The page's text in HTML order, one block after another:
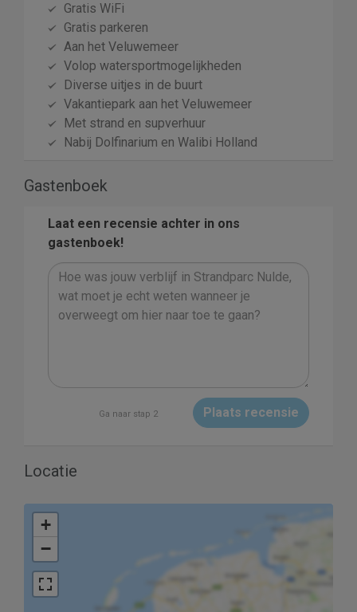
Gratis WiFi
Gratis parkeren
Aan het Veluwemeer
Volop watersportmogelijkheden
Diverse uitjes in de buurt
Vakantiepark aan het Veluwemeer
Met strand en supverhuur
Nabij Dolfinarium en Walibi Holland
Gastenboek
Laat een recensie achter in ons
gastenboek!
Ga naar stap 2 Plaats recensie
Locatie
+
−